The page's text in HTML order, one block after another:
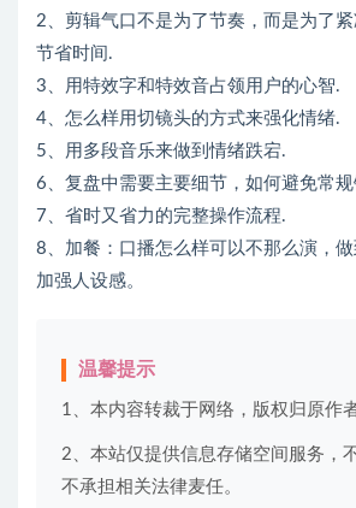
2、剪辑气口不是为了节奏，而是为了
节省时间.
3、用特效字和特效音占领用户的心智.
4、怎么样用切镜头的方式来强化情绪.
5、用多段音乐来做到情绪跌宕.
6、复盘中需要主要细节，如何避免常规
7、省时又省力的完整操作流程.
8、加餐：口播怎么样可以不那么演，
加强人设感。
温馨提示
1、本内容转裁于网络，版权归原作
2、本站仅提供信息存储空间服务，
不承担相关法律麦任。